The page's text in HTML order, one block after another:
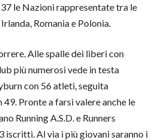
le Nazioni rappresentate tra le
Romania e Polonia.
Alle spalle dei liberi con
più numerosi vede in testa
con 56 atleti, seguita
Pronte a farsi valere anche le
Running A.S.D. e Runners
iscritti. Al via i più giovani saranno i